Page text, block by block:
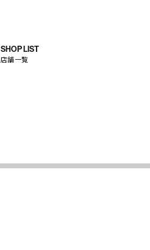
SHOP LIST
店舗一覧